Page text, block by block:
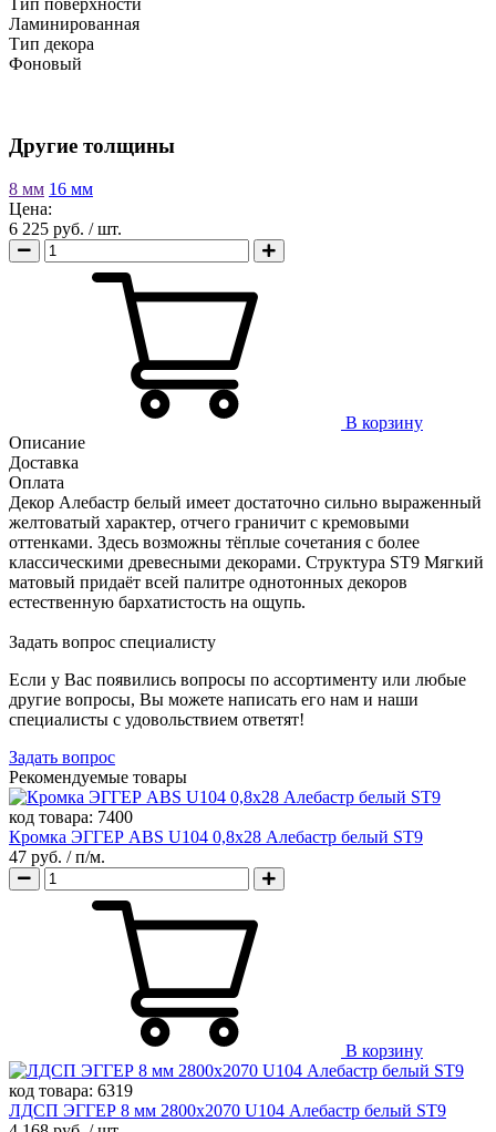
Ламинированная
Тип декора
Фоновый
Другие толщины
8 мм 16 мм
Цена:
6 225 руб. / шт.
В корзину
Описание
Доставка
Оплата
Декор Алебастр белый имеет достаточно сильно выраженный
желтоватый характер, отчего граничит с кремовыми
оттенками. Здесь возможны тёплые сочетания с более
классическими древесными декорами. Структура ST9 Мягкий
матовый придаёт всей палитре однотонных декоров
естественную бархатистость на ощупь.
Задать вопрос специалисту
Если у Вас появились вопросы по ассортименту или любые
другие вопросы, Вы можете написать его нам и наши
специалисты с удовольствием ответят!
Задать вопрос
Рекомендуемые товары
код товара: 7400
Кромка ЭГГЕР ABS U104 0,8х28 Алебастр белый ST9
47 руб. / п/м.
В корзину
код товара: 6319
ЛДСП ЭГГЕР 8 мм 2800х2070 U104 Алебастр белый ST9